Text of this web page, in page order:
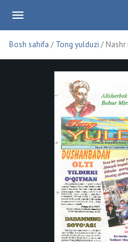
Bosh sahifa / Tong yulduzi / Nashr